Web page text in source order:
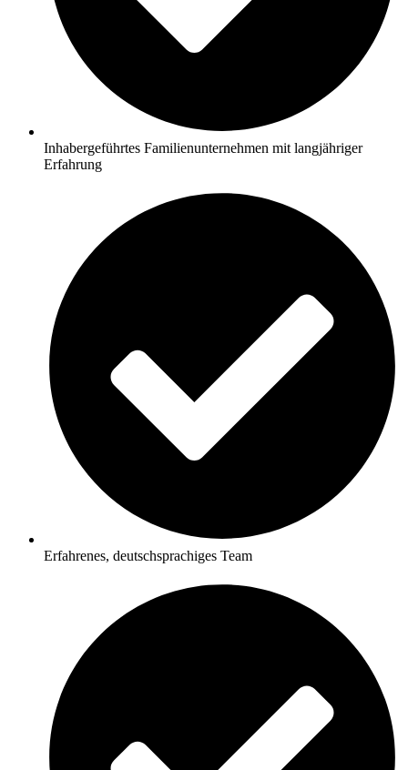
Inhabergeführtes Familienunternehmen mit langjähriger
Erfahrung
Erfahrenes, deutschsprachiges Team